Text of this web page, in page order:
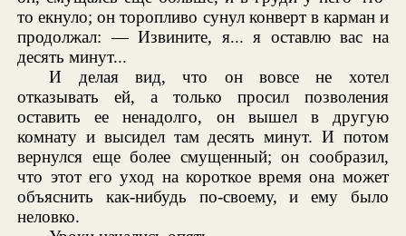
то екнуло; он торопливо сунул конверт в карман и
продолжал: — Извините, я... я оставлю вас на
десять минут...
И делая вид, что он вовсе не хотел
отказывать ей, а только просил позволения
оставить ее ненадолго, он вышел в другую
комнату и высидел там десять минут. И потом
вернулся еще более смущенный; он сообразил,
что этот его уход на короткое время она может
объяснить как-нибудь по-своему, и ему было
неловко.